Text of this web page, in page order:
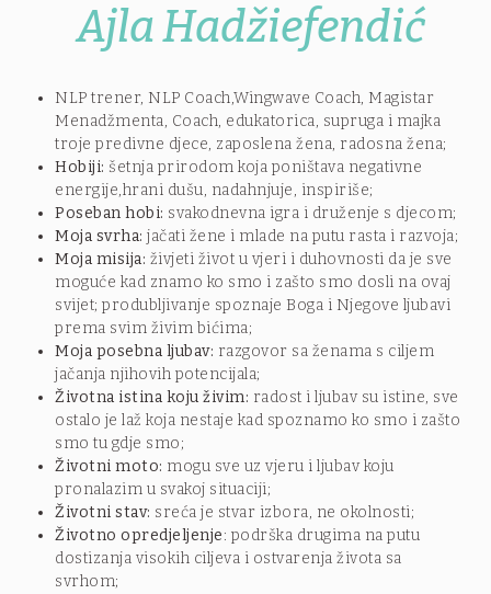
Ajla Hadžiefendić
NLP trener, NLP Coach,Wingwave Coach, Magistar
Menadžmenta, Coach, edukatorica, supruga i majka
troje predivne djece, zaposlena žena, radosna žena;
Hobiji: šetnja prirodom koja poništava negativne
energije,hrani dušu, nadahnjuje, inspiriše;
Poseban hobi: svakodnevna igra i druženje s djecom;
Moja svrha: jačati žene i mlade na putu rasta i razvoja;
Moja misija: živjeti život u vjeri i duhovnosti da je sve
moguće kad znamo ko smo i zašto smo dosli na ovaj
svijet; produbljivanje spoznaje Boga i Njegove ljubavi
prema svim živim bićima;
Moja posebna ljubav: razgovor sa ženama s ciljem
jačanja njihovih potencijala;
Životna istina koju živim: radost i ljubav su istine, sve
ostalo je laž koja nestaje kad spoznamo ko smo i zašto
smo tu gdje smo;
Životni moto: mogu sve uz vjeru i ljubav koju
pronalazim u svakoj situaciji;
Životni stav: sreća je stvar izbora, ne okolnosti;
Životno opredjeljenje: podrška drugima na putu
dostizanja visokih ciljeva i ostvarenja života sa
svrhom;